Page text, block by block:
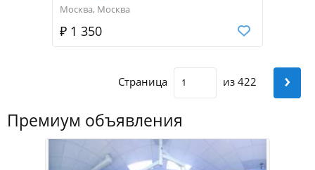
Москва, Москва
₽ 1 350
Страница из 422 ›
Премиум объявления